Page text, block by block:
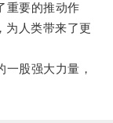
要的推动作
为人类带来了更
股强大力量，